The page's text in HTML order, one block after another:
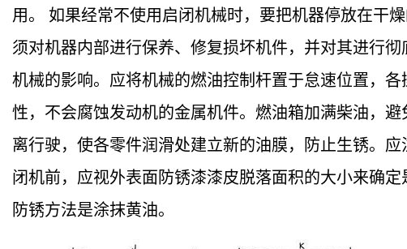
用。 如果经常不使用启闭机械时，要把机器停放在干
须对机器内部进行保养、修复损坏机件，并对其进行
机械的影响。应将机械的燃油控制杆置于怠速位置，
性，不会腐蚀发动机的金属机件。燃油箱加满柴油，
离行驶，使各零件润滑处建立新的油膜，防止生锈。
闭机前，应视外表面防锈漆漆皮脱落面积的大小来确
防锈方法是涂抹黄油。